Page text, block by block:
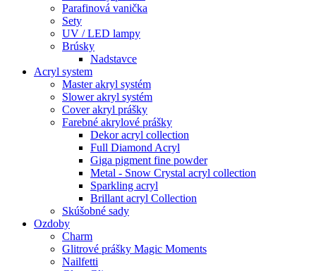
Parafinová vanička
Sety
UV / LED lampy
Brúsky
Nadstavce
Acryl system
Master akryl systém
Slower akryl systém
Cover akryl prášky
Farebné akrylové prášky
Dekor acryl collection
Full Diamond Acryl
Giga pigment fine powder
Metal - Snow Crystal acryl collection
Sparkling acryl
Brillant acryl Collection
Skúšobné sady
Ozdoby
Charm
Glitrové prášky Magic Moments
Nailfetti